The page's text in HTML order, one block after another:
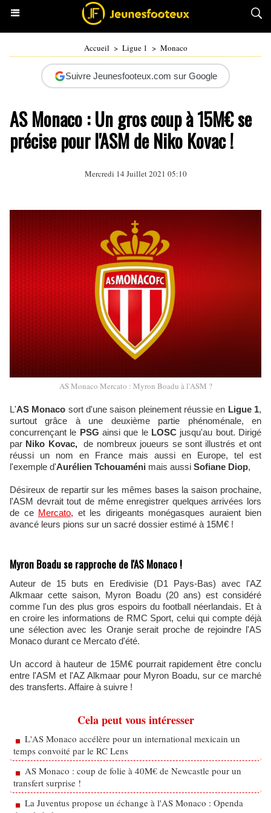
Accueil > Ligue 1 > Monaco
Suivre Jeunesfooteux.com sur Google
AS Monaco : Un gros coup à 15M€ se
précise pour l'ASM de Niko Kovac !
Mercredi 14 Juillet 2021 05:10
AS Monaco Mercato : Myron Boadu à l'ASM ?
L'AS Monaco sort d'une saison pleinement réussie en Ligue 1,
surtout grâce à une deuxième partie phénoménale, en
concurrençant le PSG ainsi que le LOSC jusqu'au bout. Dirigé
par Niko Kovac,de nombreux joueurs se sont illustrés et ont
réussi un nom en France mais aussi en Europe, tel est
l'exemple d'Aurélien Tchouaméni mais aussi Sofiane Diop,
Désireux de repartir sur les mêmes bases la saison prochaine,
l'ASM devrait tout de même enregistrer quelques arrivées lors
de ce Mercato, et les dirigeants monégasques auraient bien
avancé leurs pions sur un sacré dossier estimé à 15M€ !
Myron Boadu se rapproche de l'AS Monaco !
Auteur de 15 buts en Eredivisie (D1 Pays-Bas) avec l'AZ
Alkmaar cette saison, Myron Boadu (20 ans) est considéré
comme l'un des plus gros espoirs du football néerlandais. Et à
en croire les informations de RMC Sport, celui qui compte déjà
une sélection avec les Oranje serait proche de rejoindre l'AS
Monaco durant ce Mercato d'été.
Un accord à hauteur de 15M€ pourrait rapidement être conclu
entre l'ASM et l'AZ Alkmaar pour Myron Boadu, sur ce marché
des transferts. Affaire à suivre !
Cela peut vous intéresser
L'AS Monaco accélère pour un international mexicain un
temps convoité par le RC Lens
AS Monaco : coup de folie à 40M€ de Newcastle pour un
transfert surprise !
La Juventus propose un échange à l'AS Monaco : Openda